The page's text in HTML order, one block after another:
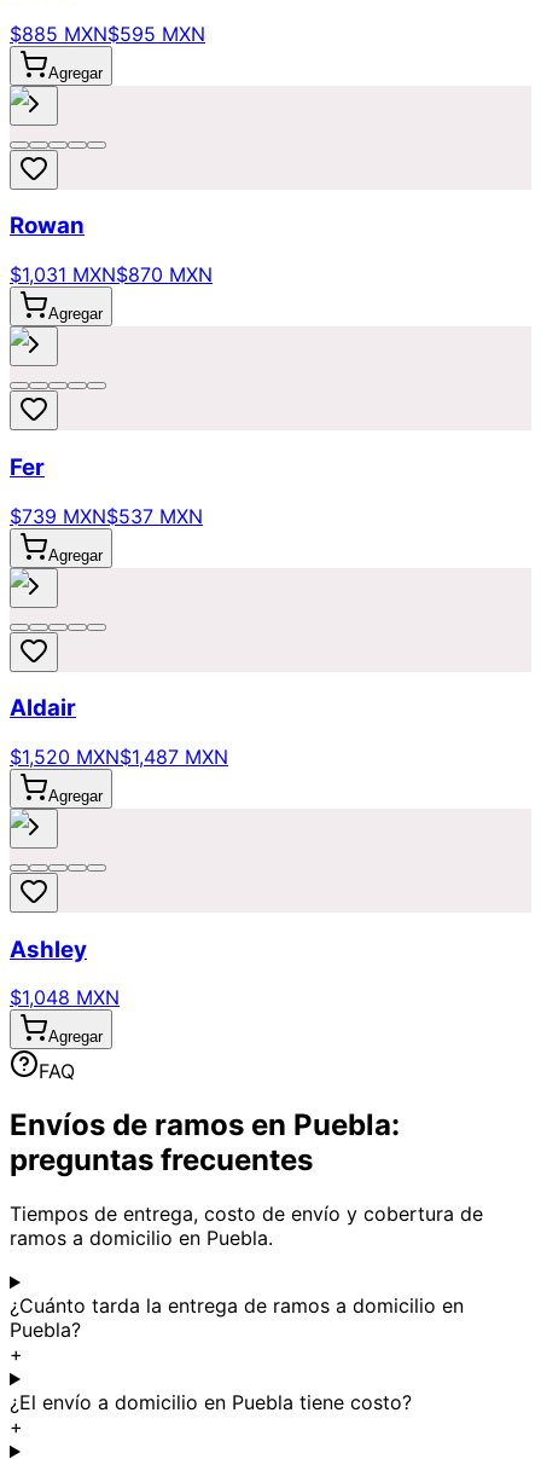
$885 MXN$595 MXN
Agregar
Rowan
$1,031 MXN$870 MXN
Agregar
Fer
$739 MXN$537 MXN
Agregar
Aldair
$1,520 MXN$1,487 MXN
Agregar
Ashley
$1,048 MXN
Agregar
FAQ
Envíos de ramos en Puebla:
preguntas frecuentes
Tiempos de entrega, costo de envío y cobertura de
ramos a domicilio en Puebla.
¿Cuánto tarda la entrega de ramos a domicilio en
Puebla?
+
¿El envío a domicilio en Puebla tiene costo?
+